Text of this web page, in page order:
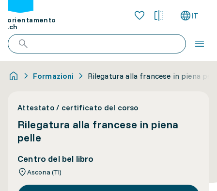
orientamento
.ch
IT
Formazioni Rilegatura alla francese in piena
Attestato / certificato del corso
Rilegatura alla francese in piena
pelle
Centro del bel libro
Ascona (TI)